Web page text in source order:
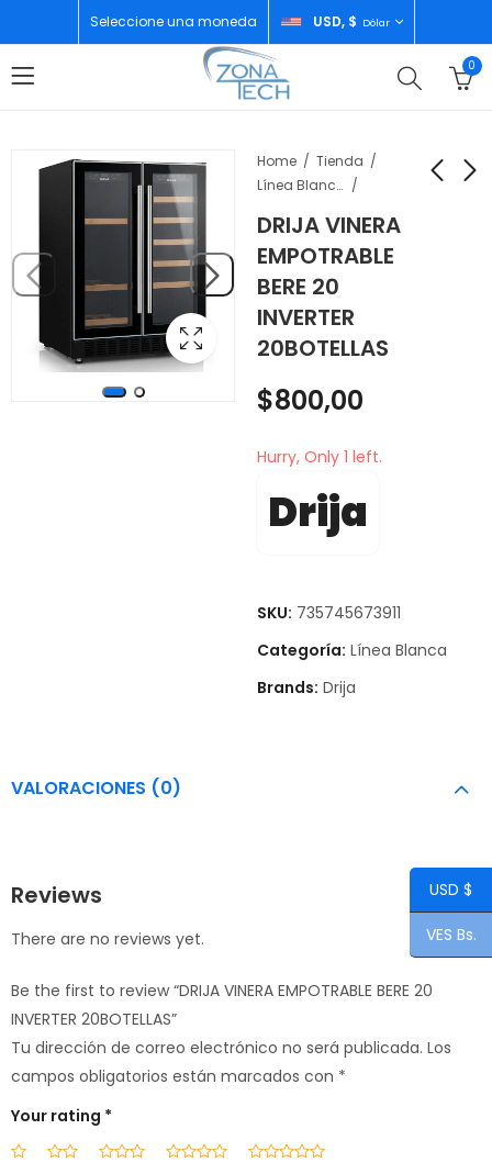
Seleccione una moneda USD, $ Dólar
0
Home
Tienda
Línea Blanca
DRIJA VINERA
EMPOTRABLE
BERE 20
INVERTER
20BOTELLAS
20.4 INVERTER WIFI
RS57DG4000M9AP
$1.040,00
14 PRO+ 8GB/256GB
MIDNIGHT BLACK
$
$800,00
Hurry, Only 1 left.
Drija
SKU: 735745673911
Categoría: Línea Blanca
Brands: Drija
VALORACIONES (0)
Reviews
There are no reviews yet.
Be the first to review “DRIJA VINERA EMPOTRABLE BERE 20
INVERTER 20BOTELLAS”
Tu dirección de correo electrónico no será publicada. Los
campos obligatorios están marcados con *
Your rating *
USD $
VES Bs.